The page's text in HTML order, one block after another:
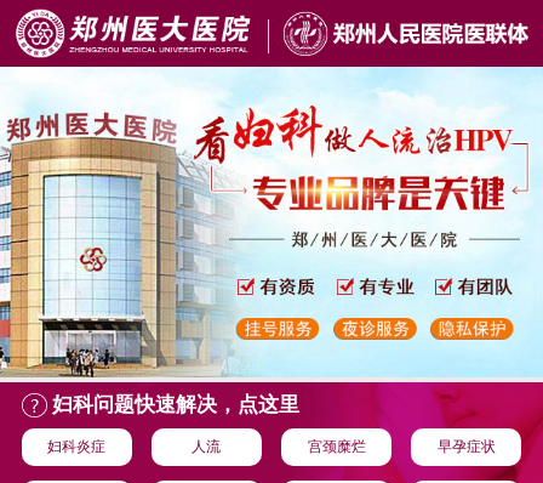
妇科问题快速解决，点这里
妇科炎症 人流 宫颈糜烂 早孕症状